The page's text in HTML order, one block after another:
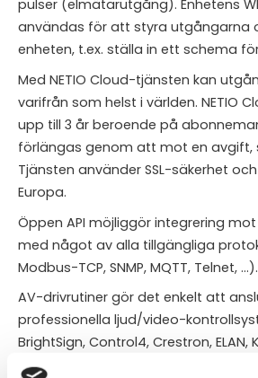
pulser (elmätarutgång). Enhetens
användas för att styra utgångarna
enheten, t.ex. ställa in ett schema
Med NETIO Cloud-tjänsten kan
varifrån som helst i världen. NETIO
upp till 3 år beroende på
förlängas genom att mot en avgift,
Tjänsten använder SSL-säkerhet
Europa.
Öppen API möjliggör integrering
med något av alla tillgängliga
Modbus-TCP, SNMP, MQTT, Telnet, ...).
AV-drivrutiner gör det enkelt att
professionella ljud/video-
BrightSign, Control4, Crestron, ELAN,
Companion, SKAARHOJ etc.